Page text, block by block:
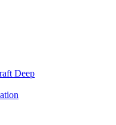
Deep